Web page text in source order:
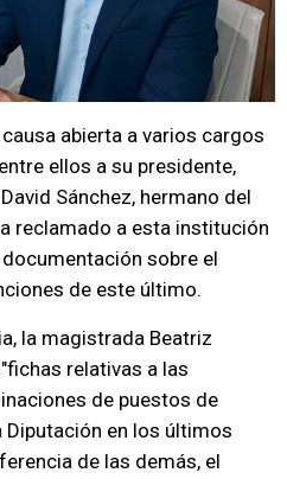
abierta a varios cargos
ellos a su presidente,
Sánchez, hermano del
reclamado a esta institución
sobre el
de este último.
la magistrada Beatriz
relativas a las
de puestos de
en los últimos
de las demás, el